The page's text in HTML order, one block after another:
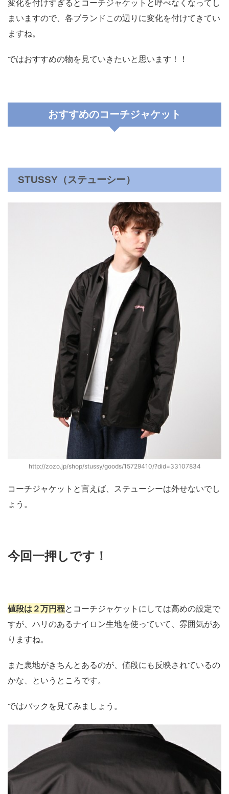
変化を付けすぎるとコーチジャケットと呼べなくなってし
まいますので、各ブランドこの辺りに変化を付けてきてい
ますね。
ではおすすめの物を見ていきたいと思います！！
おすすめのコーチジャケット
STUSSY（ステューシー）
http://zozo.jp/shop/stussy/goods/15729410/?did=33107834
コーチジャケットと言えば、ステューシーは外せないでし
ょう。
今回一押しです！
値段は２万円程とコーチジャケットにしては高めの設定で
すが、ハリのあるナイロン生地を使っていて、雰囲気があ
りますね。
また裏地がきちんとあるのが、値段にも反映されているの
かな、というところです。
ではバックを見てみましょう。